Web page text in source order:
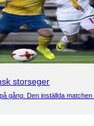
storseger
gång. Den inställda